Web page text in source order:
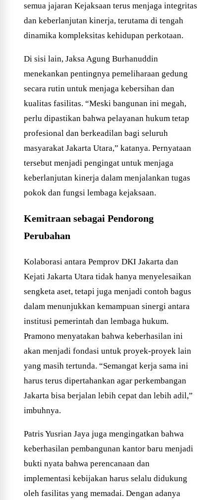
semua jajaran Kejaksaan terus menjaga integritas
dan keberlanjutan kinerja, terutama di tengah
dinamika kompleksitas kehidupan perkotaan.
Di sisi lain, Jaksa Agung Burhanuddin
menekankan pentingnya pemeliharaan gedung
secara rutin untuk menjaga kebersihan dan
kualitas fasilitas. “Meski bangunan ini megah,
perlu dipastikan bahwa pelayanan hukum tetap
profesional dan berkeadilan bagi seluruh
masyarakat Jakarta Utara,” katanya. Pernyataan
tersebut menjadi pengingat untuk menjaga
keberlanjutan kinerja dalam menjalankan tugas
pokok dan fungsi lembaga kejaksaan.
Kemitraan sebagai Pendorong
Perubahan
Kolaborasi antara Pemprov DKI Jakarta dan
Kejati Jakarta Utara tidak hanya menyelesaikan
sengketa aset, tetapi juga menjadi contoh bagus
dalam menunjukkan kemampuan sinergi antara
institusi pemerintah dan lembaga hukum.
Pramono menyatakan bahwa keberhasilan ini
akan menjadi fondasi untuk proyek-proyek lain
yang masih tertunda. “Semangat kerja sama ini
harus terus dipertahankan agar perkembangan
Jakarta bisa berjalan lebih cepat dan lebih adil,”
imbuhnya.
Patris Yusrian Jaya juga mengingatkan bahwa
keberhasilan pembangunan kantor baru menjadi
bukti nyata bahwa perencanaan dan
implementasi kebijakan harus selalu didukung
oleh fasilitas yang memadai. Dengan adanya